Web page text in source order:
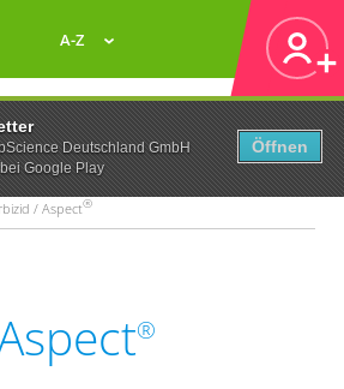
Deutschland GmbH
Google Play
Öffnen
A-Z
/ Aspect®
®